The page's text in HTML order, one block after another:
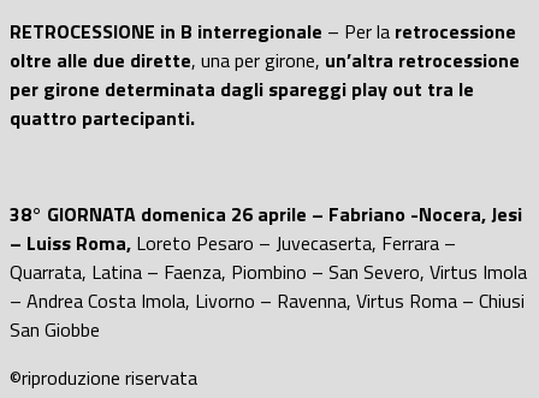
RETROCESSIONE in B interregionale – Per la retrocessione
oltre alle due dirette, una per girone, un’altra retrocessione
per girone determinata dagli spareggi play out tra le
quattro partecipanti.
38° GIORNATA domenica 26 aprile – Fabriano -Nocera, Jesi
– Luiss Roma, Loreto Pesaro – Juvecaserta, Ferrara –
Quarrata, Latina – Faenza, Piombino – San Severo, Virtus Imola
– Andrea Costa Imola, Livorno – Ravenna, Virtus Roma – Chiusi
San Giobbe
©riproduzione riservata